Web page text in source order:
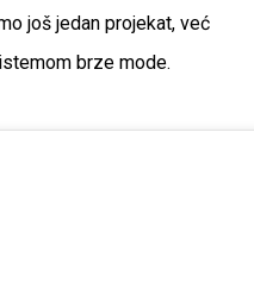
još jedan projekat, već
brze mode.